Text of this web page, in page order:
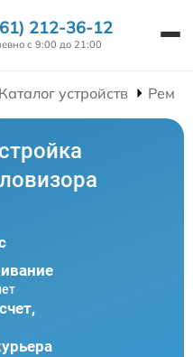
212-36-12
с 9:00 до 21:00
Каталог устройств